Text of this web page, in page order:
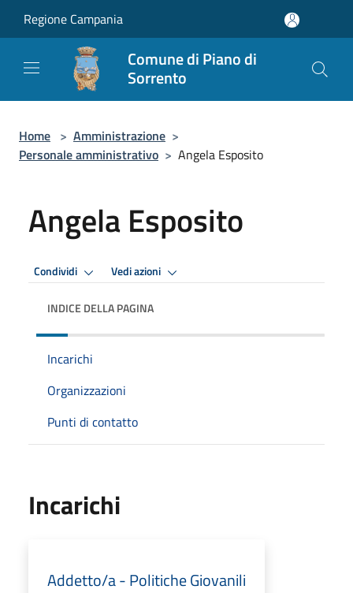
Regione Campania
Comune di Piano di
Sorrento
Home > Amministrazione >
Personale amministrativo > Angela Esposito
Angela Esposito
Condividi Vedi azioni
INDICE DELLA PAGINA
Incarichi
Organizzazioni
Punti di contatto
Incarichi
Addetto/a - Politiche Giovanili